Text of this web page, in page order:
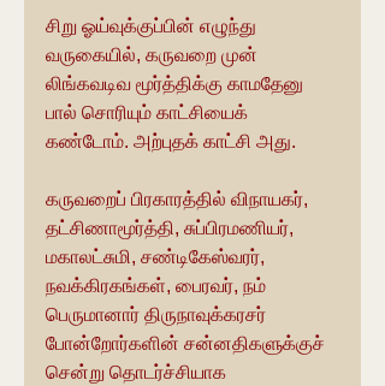
சிறு ஓய்வுக்குப்பின் எழுந்து
வருகையில், கருவறை முன்
லிங்கவடிவ மூர்த்திக்கு காமதேனு
பால் சொரியும் காட்சியைக்
கண்டோம். அற்புதக் காட்சி அது.
கருவறைப் பிரகாரத்தில் விநாயகர்,
தட்சிணாமூர்த்தி, சுப்பிரமணியர்,
மகாலட்சுமி, சண்டிகேஸ்வரர்,
நவக்கிரகங்கள், பைரவர், நம்
பெருமானார் திருநாவுக்கரசர்
போன்றோர்களின் சன்னதிகளுக்குச்
சென்று தொடர்ச்சியாக